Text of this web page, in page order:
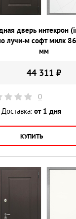
дверь интекрон
лучи-м софт милк
мм
44 311 ₽
0
Доставка: от 1 дня
КУПИТЬ